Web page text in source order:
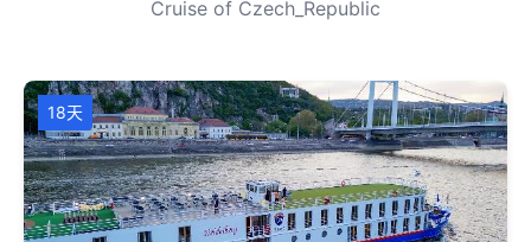
Cruise of Czech_Republic
18天